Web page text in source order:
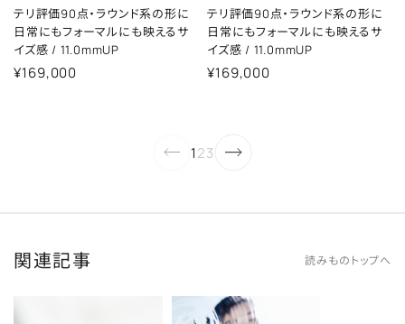
テリ評価90点・ラウンド系の形に
日常にもフォーマルにも映えるサ
イズ感 / 11.0mmUP
¥169,000
テリ評価90点・ラウンド系の形に
日常にもフォーマルにも映えるサ
イズ感 / 11.0mmUP
¥169,000
123
関連記事 読みものトップへ